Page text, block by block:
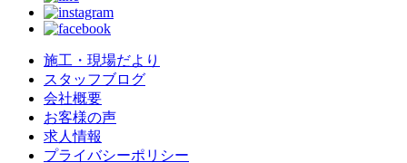
施工・現場だより
スタッフブログ
会社概要
お客様の声
求人情報
プライバシーポリシー